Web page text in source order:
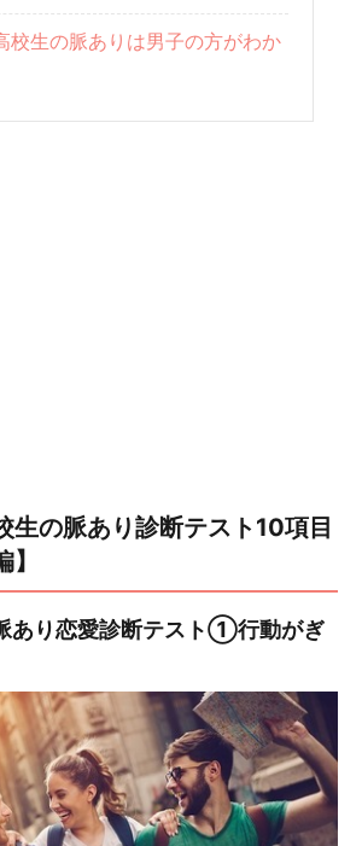
校生の脈ありは男子の方がわか
生の脈あり診断テスト10項目
あり恋愛診断テスト①行動がぎ